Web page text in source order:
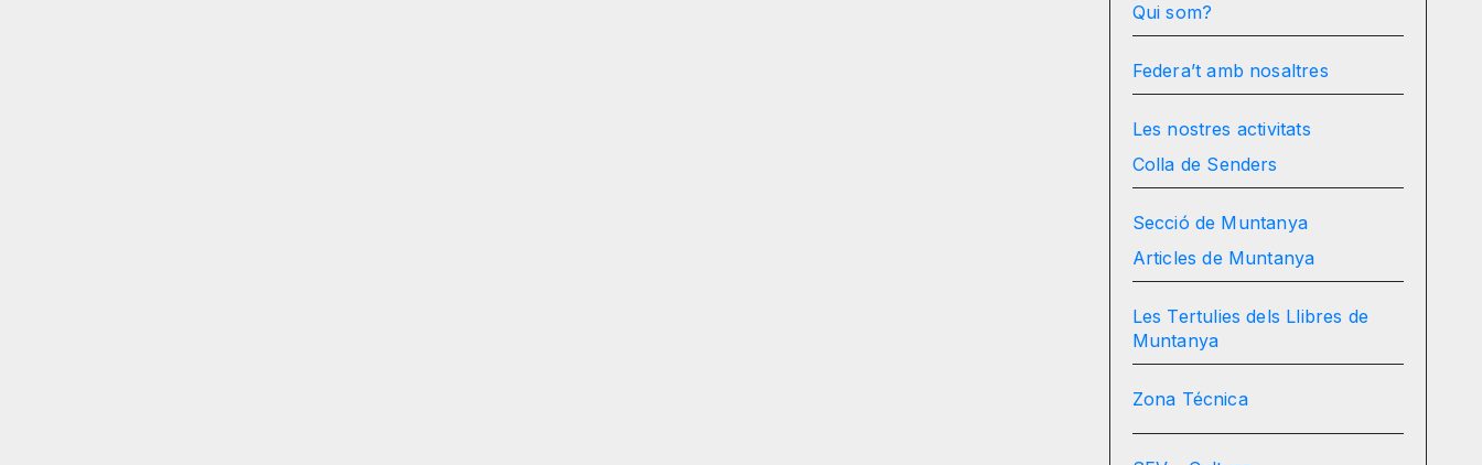
Qui som?
Federa’t amb nosaltres
Les nostres activitats
Colla de Senders
Secció de Muntanya
Articles de Muntanya
Les Tertulies dels Llibres de
Muntanya
Zona Técnica